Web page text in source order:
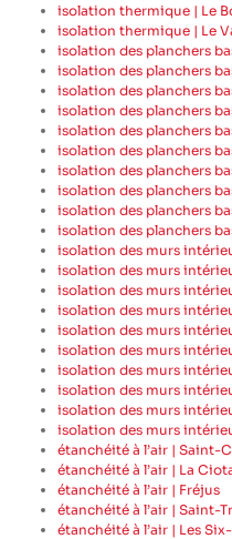
isolation thermique | Le
isolation thermique | Le
isolation des planchers
isolation des planchers
isolation des planchers
isolation des planchers
isolation des planchers
isolation des planchers
isolation des planchers
isolation des planchers
isolation des planchers
isolation des planchers
isolation des murs
isolation des murs
isolation des murs
isolation des murs
isolation des murs
isolation des murs
isolation des murs
isolation des murs
isolation des murs
isolation des murs
étanchéité à l’air | Saint-
étanchéité à l’air | La
étanchéité à l’air | Fréjus
étanchéité à l’air | Saint-
étanchéité à l’air | Les